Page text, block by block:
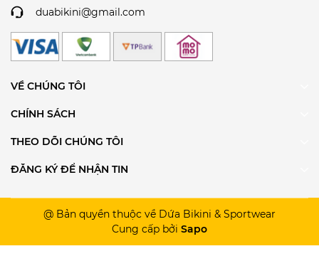
duabikini@gmail.com
VỀ CHÚNG TÔI
CHÍNH SÁCH
THEO DÕI CHÚNG TÔI
ĐĂNG KÝ ĐỂ NHẬN TIN
@ Bản quyền thuộc về Dứa Bikini & Sportwear
Cung cấp bởi Sapo